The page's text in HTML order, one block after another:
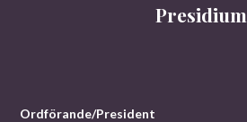
Presidium
Ordförande/President